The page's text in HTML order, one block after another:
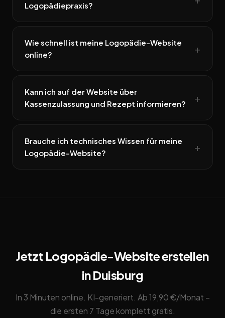
Logopädiepraxis?
Wie schnell ist meine Logopädie-Website
online?
Kann ich auf der Website über
Kassenzulassung und Rezept informieren?
Brauche ich technisches Wissen für meine
Logopädie-Website?
Jetzt Logopädie-Website erstellen
in Duisburg
In 3 Minuten online. KI-generiert. Ab 19,90 €/Monat –
die ersten 7 Tage komplett gratis.